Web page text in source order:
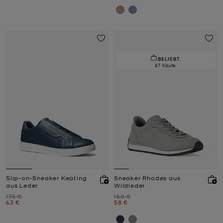
Slip-on-Sneaker Keating
aus Leder
Zuvor
175 €
Jetzt
63 €
BELIEBT.
67 Käufe
Sneaker Rhodes aus
Wildleder
Zuvor
150 €
Jetzt
58 €